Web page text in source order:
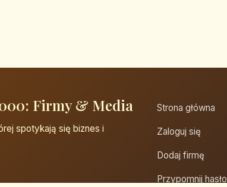
Firmy & Media
spotykają się biznes i
Strona główna
Zaloguj się
Dodaj firmę
Przypomnij hasło